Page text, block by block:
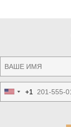
United
States
+1